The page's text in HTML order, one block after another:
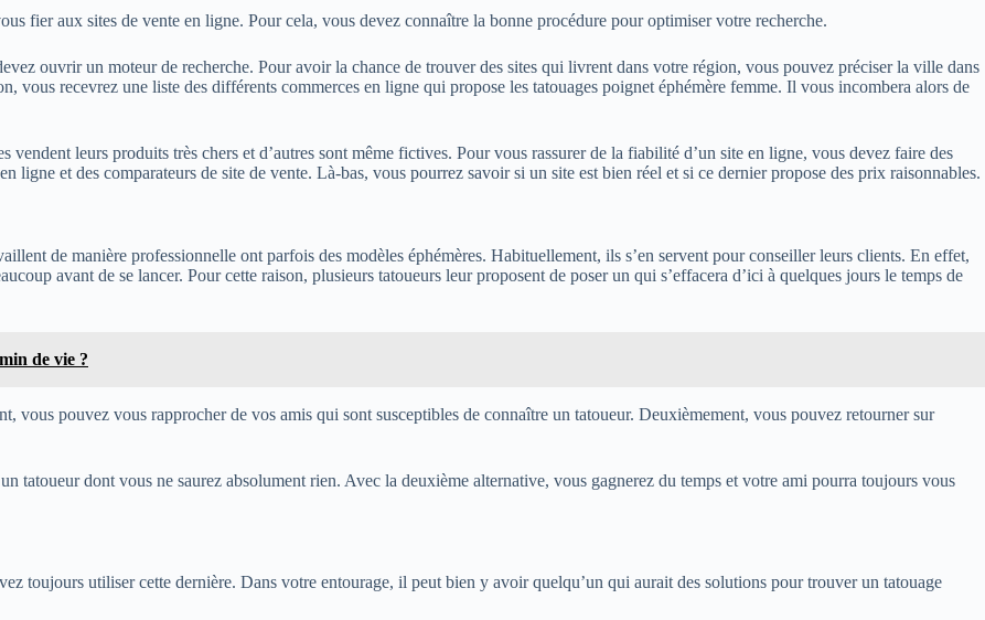
fier aux sites de vente en ligne. Pour cela, vous devez connaître la bonne procédure pour optimiser votre recherche.
ouvrir un moteur de recherche. Pour avoir la chance de trouver des sites qui livrent dans votre région, vous pouvez préciser la ville dans
vous recevrez une liste des différents commerces en ligne qui propose les tatouages poignet éphémère femme. Il vous incombera alors de
leurs produits très chers et d’autres sont même fictives. Pour vous rassurer de la fiabilité d’un site en ligne, vous devez faire des
ligne et des comparateurs de site de vente. Là-bas, vous pourrez savoir si un site est bien réel et si ce dernier propose des prix raisonnables.
de manière professionnelle ont parfois des modèles éphémères. Habituellement, ils s’en servent pour conseiller leurs clients. En effet,
avant de se lancer. Pour cette raison, plusieurs tatoueurs leur proposent de poser un qui s’effacera d’ici à quelques jours le temps de
de vie ?
vous pouvez vous rapprocher de vos amis qui sont susceptibles de connaître un tatoueur. Deuxièmement, vous pouvez retourner sur
tatoueur dont vous ne saurez absolument rien. Avec la deuxième alternative, vous gagnerez du temps et votre ami pourra toujours vous
toujours utiliser cette dernière. Dans votre entourage, il peut bien y avoir quelqu’un qui aurait des solutions pour trouver un tatouage